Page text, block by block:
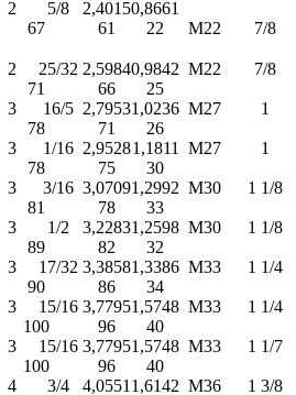
2 5/8 2,40150,8661
67 61 22 M22 7/8
2 25/32 2,59840,9842 M22 7/8
71 66 25
3 16/5 2,79531,0236 M27 1
78 71 26
3 1/16 2,95281,1811 M27 1
78 75 30
3 3/16 3,07091,2992 M30 1 1/8
81 78 33
3 1/2 3,22831,2598 M30 1 1/8
89 82 32
3 17/32 3,38581,3386 M33 1 1/4
90 86 34
3 15/16 3,77951,5748 M33 1 1/4
100 96 40
3 15/16 3,77951,5748 M33 1 1/7
100 96 40
4 3/4 4,05511,6142 M36 1 3/8